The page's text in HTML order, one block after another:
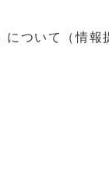
について（情報